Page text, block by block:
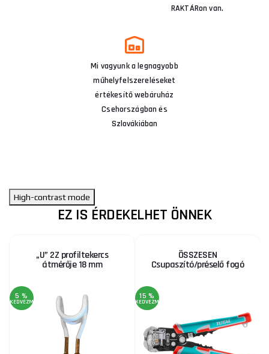
RAKTÁRon van.
Mi vagyunk a legnagyobb
műhelyfelszereléseket
értékesítő webáruház
Csehországban és
Szlovákiában
High-contrast mode
EZ IS ÉRDEKELHET ÖNNEK
„U” 2Z profiltekercs
átmérője 18 mm
5 %
KEDVEZMÉNY
ÖSSZESEN
Csupaszító/préselő fogó
15 %
KEDVEZMÉNY